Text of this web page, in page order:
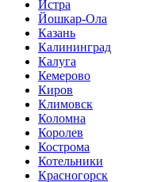
Истра
Йошкар-Ола
Казань
Калининград
Калуга
Кемерово
Киров
Климовск
Коломна
Королев
Кострома
Котельники
Красногорск